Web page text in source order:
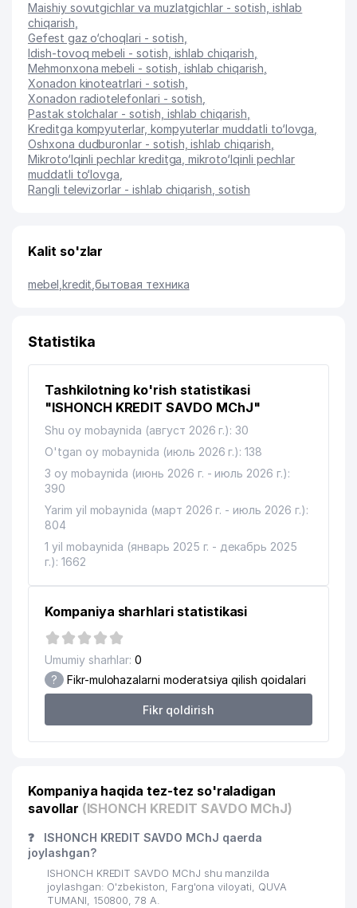
Maishiy sovutgichlar va muzlatgichlar - sotish, ishlab
chiqarish
Gefest gaz o‘choqlari - sotish
Idish-tovoq mebeli - sotish, ishlab chiqarish
Mehmonxona mebeli - sotish, ishlab chiqarish
Xonadon kinoteatrlari - sotish
Xonadon radiotelefonlari - sotish
Pastak stolchalar - sotish, ishlab chiqarish
Kreditga kompyuterlar, kompyuterlar muddatli to‘lovga
Oshxona dudburonlar - sotish, ishlab chiqarish
Mikroto‘lqinli pechlar kreditga, mikroto‘lqinli pechlar
muddatli to‘lovga
Rangli televizorlar - ishlab chiqarish, sotish
Kalit so'zlar
mebel kredit ,бытовая техника
Statistika
Tashkilotning ko'rish statistikasi
"ISHONCH KREDIT SAVDO MChJ"
Shu oy mobaynida (август 2026 г.): 30
O'tgan oy mobaynida (июль 2026 г.): 138
3 oy mobaynida (июнь 2026 г. - июль 2026 г.):
390
Yarim yil mobaynida (март 2026 г. - июль 2026 г.):
804
1 yil mobaynida (январь 2025 г. - декабрь 2025
г.): 1662
Kompaniya sharhlari statistikasi
Umumiy sharhlar: 0
? Fikr-mulohazalarni moderatsiya qilish qoidalari
Fikr qoldirish
Kompaniya haqida tez-tez so'raladigan
savollar (ISHONCH KREDIT SAVDO MChJ)
❓
ISHONCH KREDIT SAVDO MChJ qaerda
joylashgan?
ISHONCH KREDIT SAVDO MChJ shu manzilda
joylashgan: O'zbekiston, Farg'ona viloyati, QUVA
TUMANI, 150800, 78 A.